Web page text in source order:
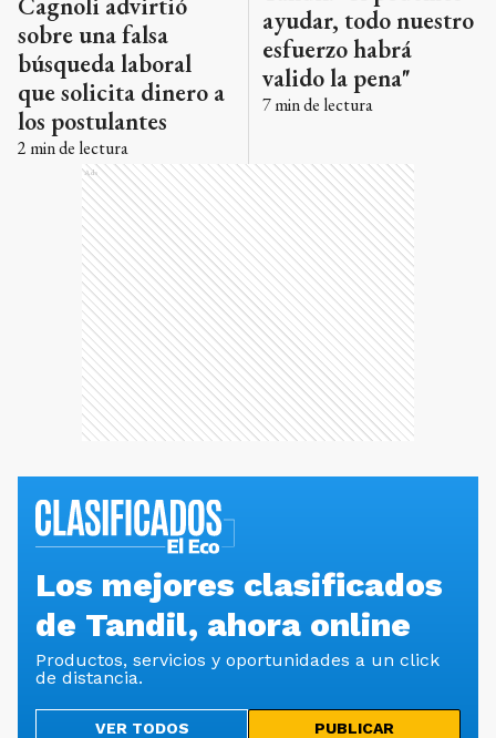
sobre una falsa
búsqueda laboral
que solicita dinero a
los postulantes
2 min de lectura
ayudar, todo nuestro
esfuerzo habrá
valido la pena"
7min de lectura
Ads
Los mejores clasificados
de Tandil, ahora online
Productos, servicios y oportunidades a un click
de distancia.
VER TODOS PUBLICAR